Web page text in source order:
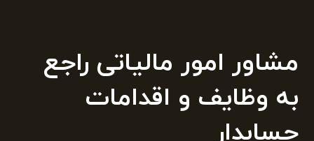
مشاور امور مالیاتی راجع
به وظایف و اقدامات
حسابدار